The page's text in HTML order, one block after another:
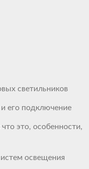
светильников
его подключение
это, особенности,
освещения